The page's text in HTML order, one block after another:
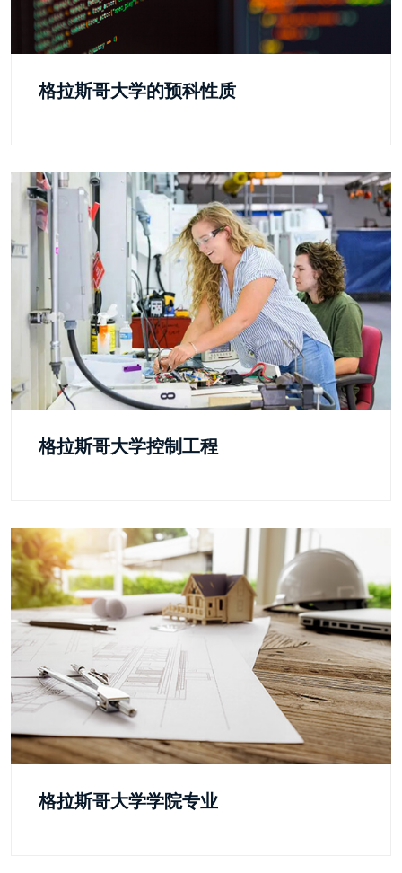
格拉斯哥大学的预科性质
格拉斯哥大学控制工程
格拉斯哥大学学院专业